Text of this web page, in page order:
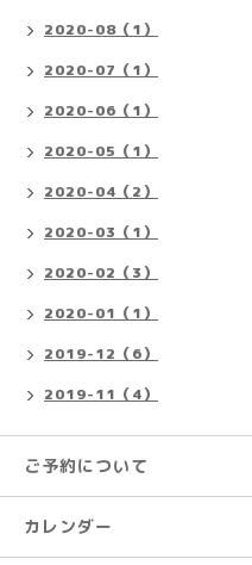
2020-08（1）
2020-07（1）
2020-06（1）
2020-05（1）
2020-04（2）
2020-03（1）
2020-02（3）
2020-01（1）
2019-12（6）
2019-11（4）
ご予約について
カレンダー